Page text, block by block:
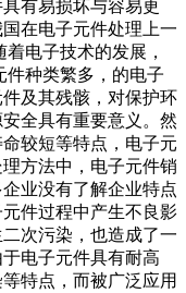
有易损坏与容易更
在电子元件处理上一
电子技术的发展，
件种类繁多，的电子
及其残骸，对保护环
全具有重要意义。然
较短等特点，电子元
方法中，电子元件销
业没有了解企业特点
件过程中产生不良影
次污染，也造成了一
电子元件具有耐高
特点，而被广泛应用